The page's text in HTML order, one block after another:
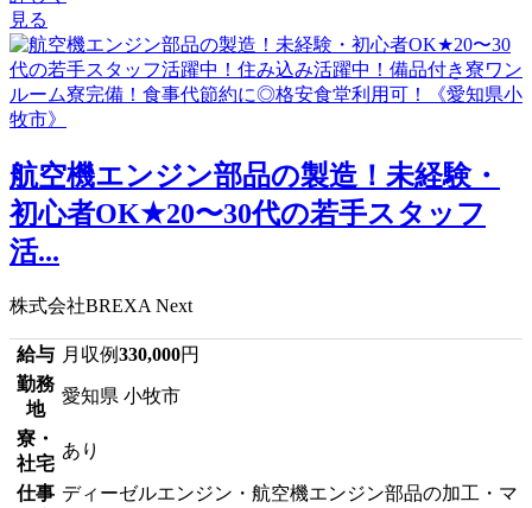
見る
航空機エンジン部品の製造！未経験・
初心者OK★20〜30代の若手スタッフ
活...
株式会社BREXA Next
給与 月収例330,000円
勤務
地
愛知県 小牧市
寮・
社宅
あり
仕事 ディーゼルエンジン・航空機エンジン部品の加工・マ